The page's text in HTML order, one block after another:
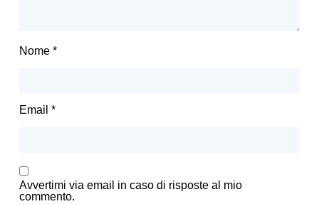
Nome *
Email *
Avvertimi via email in caso di risposte al mio
commento.